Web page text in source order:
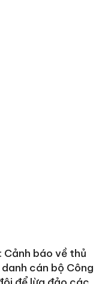
Cảnh báo về thủ
cán bộ Công